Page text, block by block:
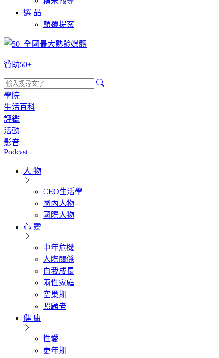
選 品
顛覆提案
贊助50+
學院
生活百科
評鑑
活動
影音
Podcast
人 物
CEO生活學
國內人物
國際人物
心 靈
中年危機
人際關係
自我成長
兩性家庭
空巢期
照顧者
健 康
性愛
更年期